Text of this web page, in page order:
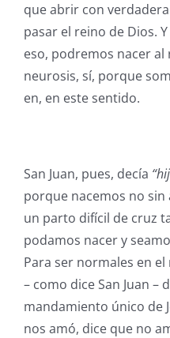
que abrir con
pasar el reino de Dios.
eso, podremos nacer
neurosis, sí, porque
en, en este sentido.
San Juan, pues, decía
porque nacemos no
un parto difícil de cruz
podamos nacer y
Para ser normales en
– como dice San Juan –
mandamiento único de
nos amó, dice que no